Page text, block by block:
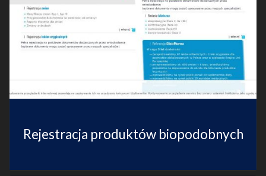
Rejestracja produktów biopodobnych